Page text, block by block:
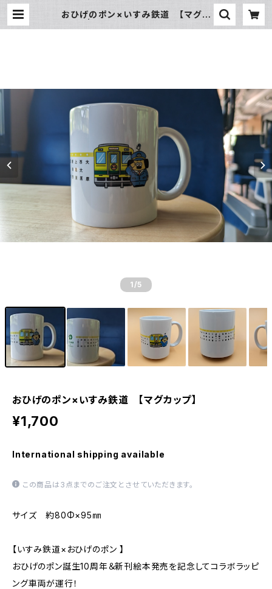
おひげのポン×いすみ鉄道 【マグカ
1 /5
おひげのポン×いすみ鉄道 【マグカップ】
¥1,700
International shipping available
この商品は3点までのご注文とさせていただきます。
サイズ 約80Φ×95㎜
【いすみ鉄道×おひげのポン 】
おひげのポン誕生10周年＆新刊絵本発売を記念してコラボラッピ
ング車両が運行！